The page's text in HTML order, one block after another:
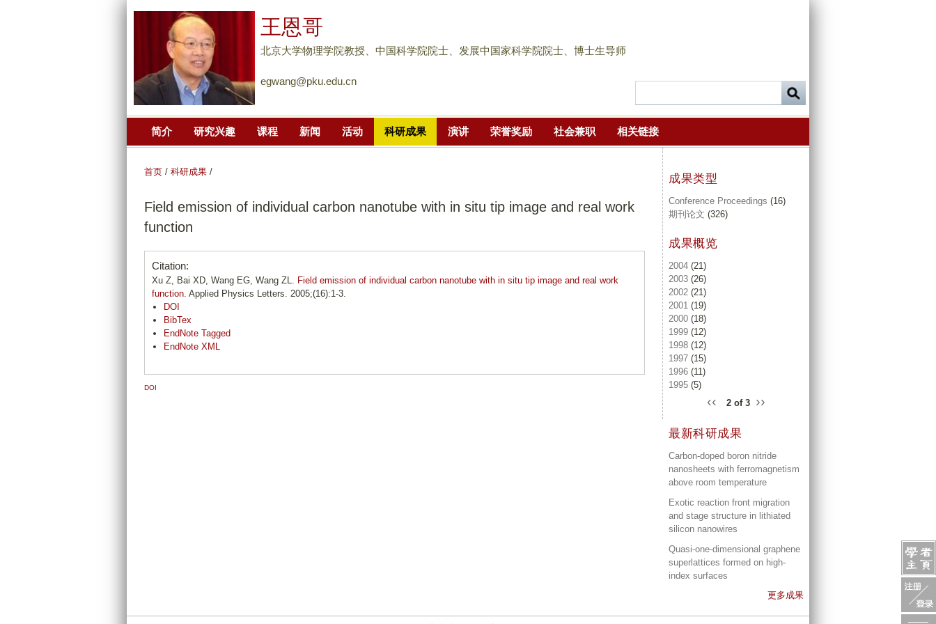
到
主
要
分
王恩哥
北京大学物理学院教授、中国科学院院士、发展中国家科学院院士、博士生导师
egwang@pku.edu.cn
简介 研究兴趣 课程 新闻 活动 科研成果 演讲 荣誉奖励 社会兼职 相关链接
首页 / 科研成果 /
Field emission of individual carbon nanotube with in situ tip image and real work
function
Citation:
Xu Z, Bai XD, Wang EG, Wang ZL. Field emission of individual carbon nanotube with in situ tip image and real work
function. Applied Physics Letters. 2005;(16):1-3.
DOI
BibTex
EndNote Tagged
EndNote XML
DOI
成果类型
Conference Proceedings (16)
期刊论文 (326)
成果概览
2004 (21)
2003 (26)
2002 (21)
2001 (19)
2000 (18)
1999 (12)
1998 (12)
1997 (15)
1996 (11)
1995 (5)
‹‹ 2 of 3 ››
最新科研成果
Carbon-doped boron nitride
nanosheets with ferromagnetism
above room temperature
Exotic reaction front migration
and stage structure in lithiated
silicon nanowires
Quasi-one-dimensional graphene
superlattices formed on high-
index surfaces
更多成果